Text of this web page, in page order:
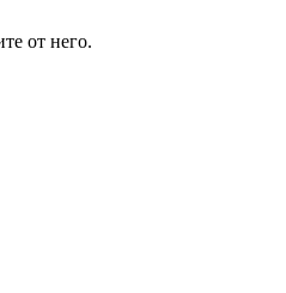
от него.